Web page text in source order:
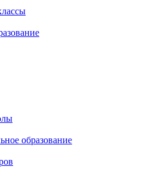
образование